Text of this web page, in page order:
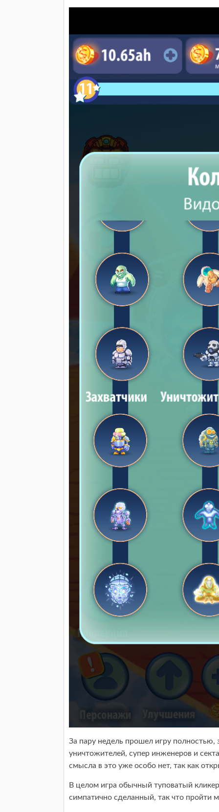
За пару недель прошел игру полностью,
уничтожителей, супер инженеров и
смысла в это уже особо нет, так как
В целом игра обычный туповатый
симпатично сделанный, так что пройти